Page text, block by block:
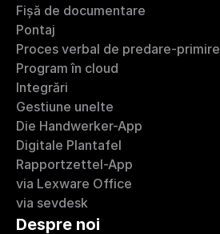
Fișă de documentare
Pontaj
Proces verbal de predare-primire
Program în cloud
Integrări
Gestiune unelte
Die Handwerker-App
Digitale Plantafel
Rapportzettel-App
via Lexware Office
via sevdesk
Despre noi